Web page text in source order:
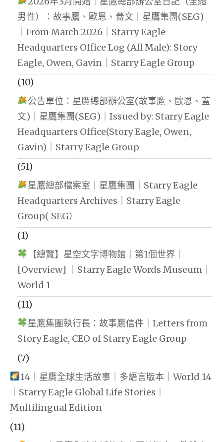
男性）：故事鷹、歐恩、蓋文｜星鷹集團(SEG)
｜From March 2026｜Starry Eagle
Headquarters Office Log (All Male): Story
Eagle, Owen, Gavin｜Starry Eagle Group
(10)
公告單位：星鷹總部辦公室(故事鷹、歐恩、蓋
文)｜星鷹集團(SEG)｜Issued by: Starry Eagle
Headquarters Office(Story Eagle, Owen,
Gavin)｜Starry Eagle Group
(51)
星鷹總部檔案室｜星鷹集團｜Starry Eagle
Headquarters Archives｜Starry Eagle
Group( SEG）
(1)
【總覽】星空文字博物館｜第1個世界｜
[Overview] ｜Starry Eagle Words Museum｜
World 1
(11)
星鷹集團執行長：故事鷹信件｜Letters from
Story Eagle, CEO of Starry Eagle Group
(7)
14｜星鷹全球生活故事｜多語言版本｜World 14
｜Starry Eagle Global Life Stories｜
Multilingual Edition
(11)